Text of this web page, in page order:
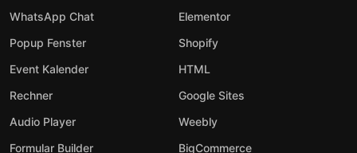
WhatsApp Chat
Popup Fenster
Event Kalender
Rechner
Audio Player
Formular Builder
Elementor
Shopify
HTML
Google Sites
Weebly
BigCommerce